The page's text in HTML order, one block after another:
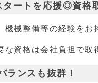
ートを応援◎資格
機械整備等の経験をお
な資格は会社負担で取
ランスも抜群！